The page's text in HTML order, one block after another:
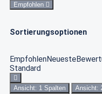
Empfohlen
Sortierungsoptionen
EmpfohlenNeueste
Standard
Ansicht: 1 Spalten Ansicht: